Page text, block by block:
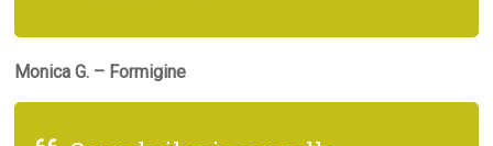
Monica G. – Formigine